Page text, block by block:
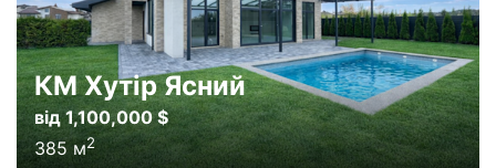
КМ Хутір Ясний
від 1,100,000 $
385 м2